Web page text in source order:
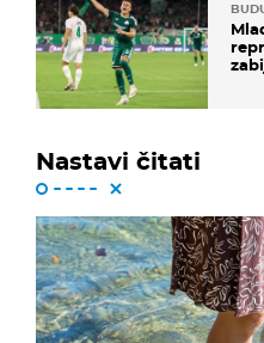
Nastavi čitati